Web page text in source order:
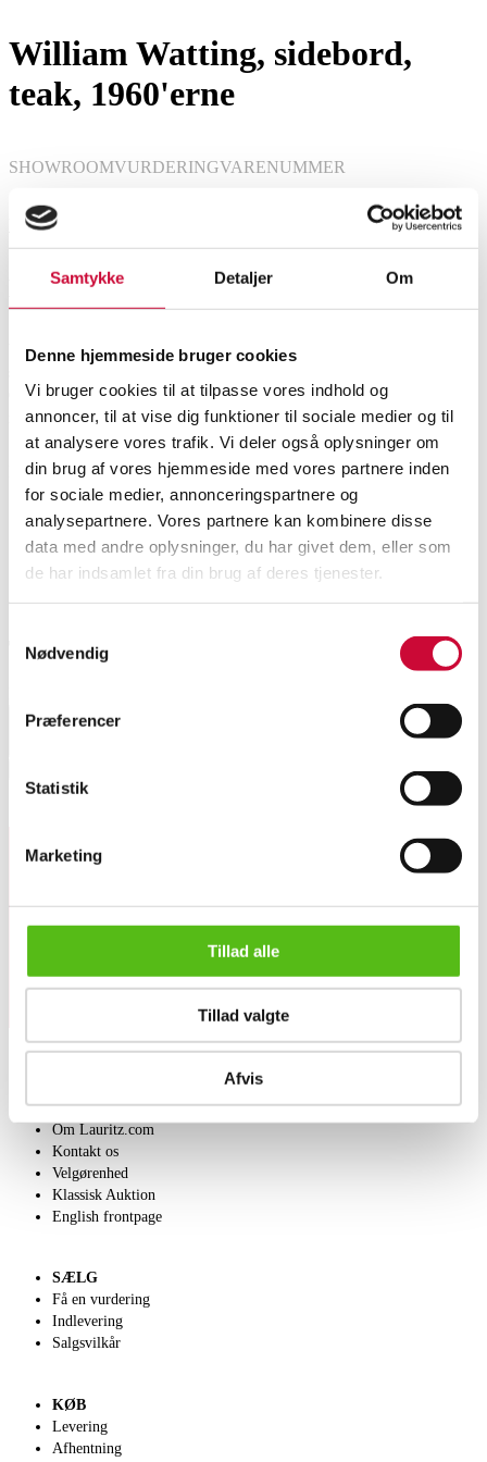
Samtykke Detaljer Om
Denne hjemmeside bruger cookies
Vi bruger cookies til at tilpasse vores indhold og
annoncer, til at vise dig funktioner til sociale medier og til
at analysere vores trafik. Vi deler også oplysninger om
din brug af vores hjemmeside med vores partnere inden
for sociale medier, annonceringspartnere og
analysepartnere. Vores partnere kan kombinere disse
data med andre oplysninger, du har givet dem, eller som
de har indsamlet fra din brug af deres tjenester.
Nødvendig
Præferencer
Statistik
Marketing
Tillad alle
Tillad valgte
Afvis
Sofaborde, småborde
William Watting, sidebord,
teak, 1960'erne
SHOWROOM
Vejle
VURDERINGVARENUMMER
Beskrivelse
William Watting, sidebord med stel af massivt teaktræ med gennembrudt
69 x 69 cm. Fremstillet hos Mikael Laursen, Århus. Fremstår med
minimale brugsspor.
Denne vare er en del af følgende auktion
Ugeauktion lørdag
Transportpriser
Select country
tilbud direkte i din email.
OM OS
Om Lauritz.com
Kontakt os
Velgørenhed
Klassisk Auktion
English frontpage
SÆLG
Få en vurdering
Indlevering
Salgsvilkår
KØB
Levering
Afhentning